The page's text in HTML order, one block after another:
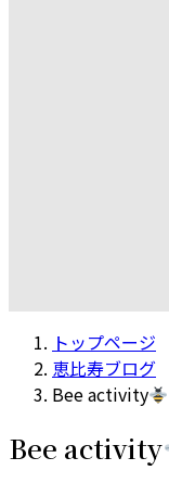
トップページ
恵比寿ブログ
Bee activity
Bee activity